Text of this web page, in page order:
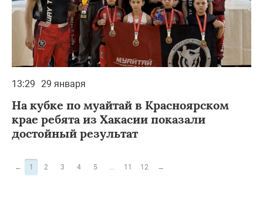
13:29 29 января
На кубке по муайтай в Красноярском
крае ребята из Хакасии показали
достойный результат
← 1 2 3 4 5 11 12 →